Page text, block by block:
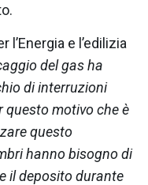
e l’edilizia
del gas ha
di interruzioni
questo motivo che è
questo
hanno bisogno di
il deposito durante